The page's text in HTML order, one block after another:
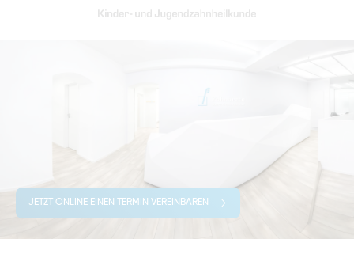
JETZT ONLINE EINEN TERMIN VEREINBAREN